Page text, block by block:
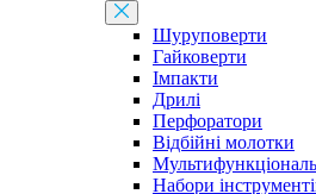
Шуруповерти
Гайковерти
Імпакти
Дрилі
Перфоратори
Відбійні молотки
Набори